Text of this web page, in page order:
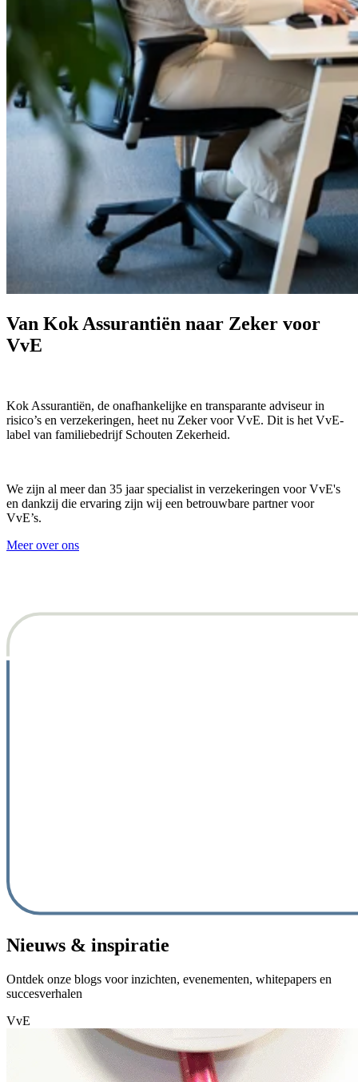
Van Kok Assurantiën naar Zeker voor
VvE
Kok Assurantiën, de onafhankelijke en transparante adviseur in
risico’s en verzekeringen, heet nu Zeker voor VvE. Dit is het VvE-
label van familiebedrijf Schouten Zekerheid.
We zijn al meer dan 35 jaar specialist in verzekeringen voor VvE's
en dankzij die ervaring zijn wij een betrouwbare partner voor
VvE’s.
Meer over ons
Nieuws & inspiratie
Ontdek onze blogs voor inzichten, evenementen, whitepapers en
succesverhalen
VvE